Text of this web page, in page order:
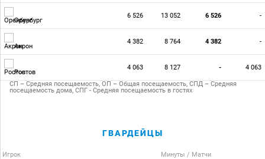
Оренбург
6 526 13 052 6 526 -
Акрон
4 382 8 764 4 382 -
Ростов
4 063 8 127 - 4 063
СП – Средняя посещаемость, ОП – Общая посещаемость, СПД – Средняя
посещаемость дома, СПГ - Средняя посещаемость в гостях
ГВАРДЕЙЦЫ
Игрок Минуты / Матчи